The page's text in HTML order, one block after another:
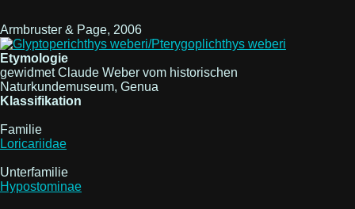
Armbruster & Page, 2006
Etymologie
gewidmet Claude Weber vom historischen
Naturkundemuseum, Genua
Klassifikation
Familie
Loricariidae
Unterfamilie
Hypostominae